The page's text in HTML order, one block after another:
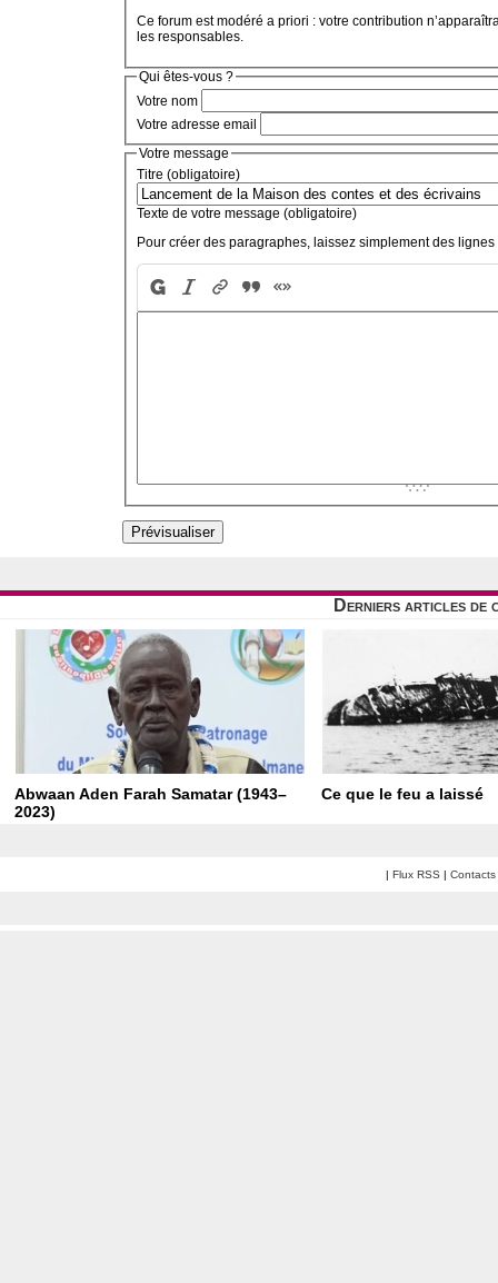
Ce forum est modéré a priori : votre contribution
les responsables.
Qui êtes-vous ?
Votre nom
Votre adresse email
Votre message
Titre (obligatoire)
Texte de votre message (obligatoire)
Pour créer des paragraphes, laissez simplement des lignes
Derniers articles de
Abwaan Aden Farah Samatar (1943–
2023)
Ce que le feu a laissé
| Flux RSS | Contacts